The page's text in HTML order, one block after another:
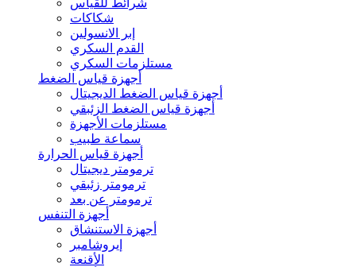
شرائط للقياس
شكاكات
إبر الانسولين
القدم السكري
مستلزمات السكري
أجهزة قياس الضغط
أجهزة قياس الضغط الديجيتال
أجهزة قياس الضغط الزئبقي
مستلزمات الأجهزة
سماعة طبيب
أجهزة قياس الحرارة
ترمومتر ديجيتال
ترمومتر زئبقي
ترمومتر عن بعد
أجهزة التنفس
أجهزة الاستنشاق
إيروشامبر
الأقنعة